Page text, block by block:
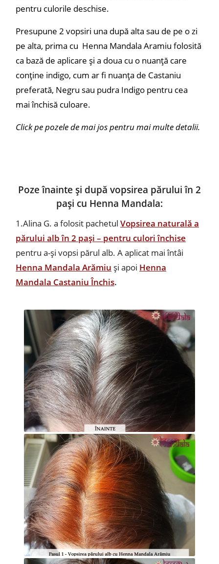
pentru culorile deschise.
Presupune 2 vopsiri una după alta sau de pe o zi
pe alta, prima cu Henna Mandala Aramiu folosită
ca bază de aplicare și a doua cu o nuanță care
conține indigo, cum ar fi nuanța de Castaniu
preferată, Negru sau pudra Indigo pentru cea
mai închisă culoare.
Click pe pozele de mai jos pentru mai multe detalii.
Poze înainte și după vopsirea părului în 2
pași cu Henna Mandala:
1.Alina G. a folosit pachetul Vopsirea naturală a
părului alb în 2 pași – pentru culori închise
pentru a-și vopsi părul alb. A aplicat mai întâi
Henna Mandala Arămiu și apoi Henna
Mandala Castaniu Închis.